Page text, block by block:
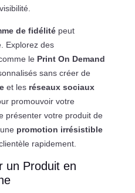
de fidélitépeut
Explorez des
le Print On Demand
sans créer de
et les réseaux sociaux
promouvoir votre
présenter votre produit de
promotion irrésistible
rapidement.
un Produit en